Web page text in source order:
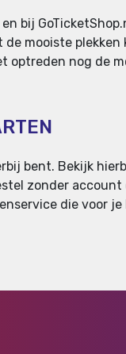
bij
mooiste
nog de
bent. Bekijk
zonder
die voor je